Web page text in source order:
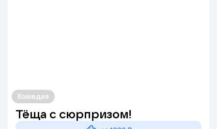
Комедия
Тёща с сюрпризом!